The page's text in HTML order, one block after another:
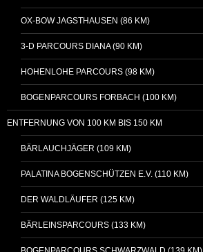
OX-BOW JAGSTHAUSEN (86 KM)
3-D PARCOURS DIANA (90 KM)
HOHENLOHE PARCOURS (98 KM)
BOGENPARCOURS FORBACH (100 KM)
ENTFERNUNG VON 100 KM BIS 150 KM
BÄRLAUCHJÄGER (109 KM)
PALATINA BOGENSCHÜTZEN E.V. (110 KM)
DER WALDLÄUFER (125 KM)
BÄRLEINSPARCOURS (133 KM)